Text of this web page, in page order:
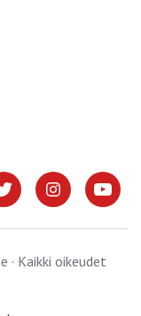
· Kaikki oikeudet